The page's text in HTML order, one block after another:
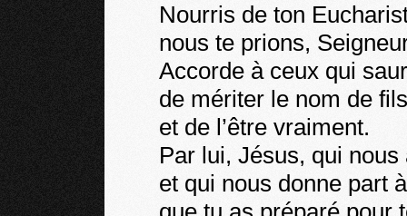
Nourris de ton
nous te prions,
Accorde à ceux qui
de mériter le nom de
et de l’être vraiment.
Par lui, Jésus, qui
et qui nous donne part